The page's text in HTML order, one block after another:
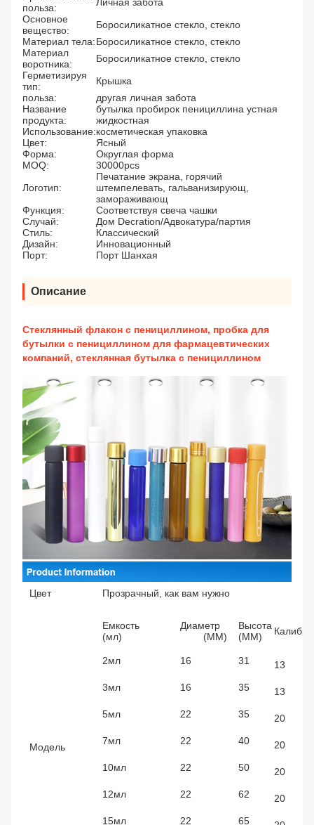
польза:
Личная забота
Основное
вещество:
Боросиликатное стекло, стекло
Материал тела:Боросиликатное стекло, стекло
Материал
воротника:
Боросиликатное стекло, стекло
Герметизируя
тип:
Крышка
польза:
другая личная забота
Название
продукта:
бутылка пробирок пенициллина устная
жидкостная
Использование:косметическая упаковка
Цвет:
Ясный
Форма:
Округлая форма
MOQ:
30000pcs
Логотип:
Печатание экрана, горячий
штемпелевать, гальванизирующ,
замораживающ
Функция:
Соответствуя свеча чашки
Случай:
Дом Decration/Адвокатура/партия
Стиль:
Классический
Дизайн:
Инновационный
Порт:
Порт Шанхая
Описание
Стеклянный флакон с пенициллином, пробка для
бутылки с пенициллином для фармацевтических
компаний, стеклянная бутылка с пенициллином
Цвет Прозрачный, как вам нужно
Модель
Емкость
(мл)
Диаметр
(ММ)
Высота
(ММ)
Калибр
2мл 16 31
13
3мл
16 35
13
5мл
22 35
20
7мл
22 40
20
10мл
22 50
20
12мл
22 62
20
15мл
22 65